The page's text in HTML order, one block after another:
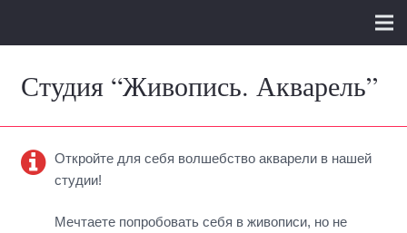
Студия “Живопись. Акварель”
Откройте для себя волшебство акварели в нашей
студии!
Мечтаете попробовать себя в живописи, но не